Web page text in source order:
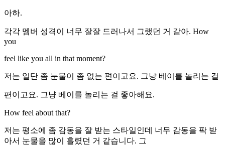
아하.
각각 멤버 성격이 너무 잘잘 드러나서 그랬던 거 같아. How
you
feel like you all in that moment?
저는 일단 좀 눈물이 좀 없는 편이고요. 그냥 베이를 놀리는 걸
편이고요. 그냥 베이를 놀리는 걸 좋아해요.
How feel about that?
저는 평소에 좀 감동을 잘 받는 스타일인데 너무 감동을 팍 받
아서 눈물을 많이 흘렸던 거 같습니다. 그